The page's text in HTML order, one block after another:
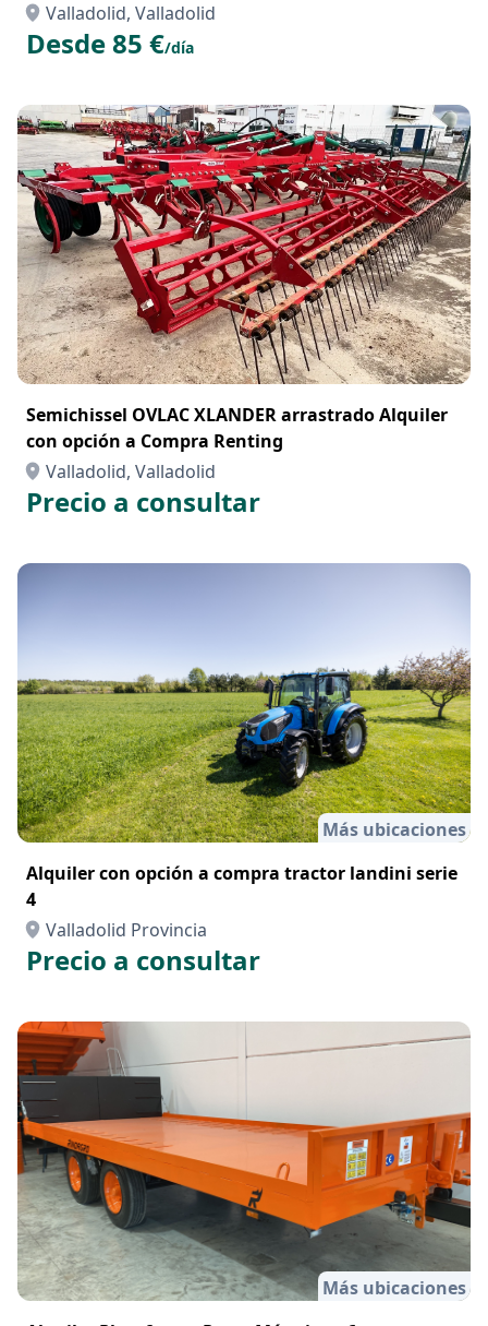
Valladolid, Valladolid
Desde 85 €/día
Semichissel OVLAC XLANDER arrastrado Alquiler
con opción a Compra Renting
Valladolid, Valladolid
Precio a consultar
Más ubicaciones
Alquiler con opción a compra tractor landini serie
4
Valladolid Provincia
Precio a consultar
Más ubicaciones